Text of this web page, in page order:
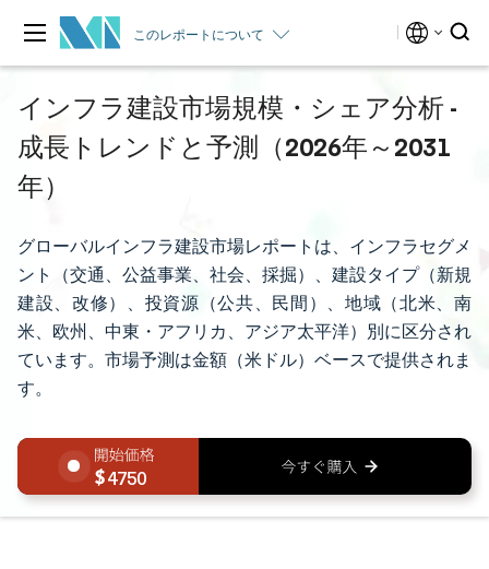
このレポートについて
インフラ建設市場規模・シェア分析 -
成長トレンドと予測（2026年～2031
年）
グローバルインフラ建設市場レポートは、インフラセグメ
ント（交通、公益事業、社会、採掘）、建設タイプ（新規
建設、改修）、投資源（公共、民間）、地域（北米、南
米、欧州、中東・アフリカ、アジア太平洋）別に区分され
ています。市場予測は金額（米ドル）ベースで提供されま
す。
4750